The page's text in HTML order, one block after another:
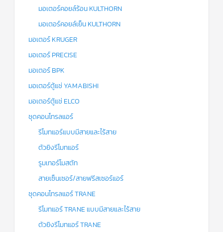
มอเตอร์คอยล์ร้อน KULTHORN
มอเตอร์คอยล์เย็น KULTHORN
มอเตอร์ KRUGER
มอเตอร์ PRECISE
มอเตอร์ BPK
มอเตอร์ตู้แช่ YAMABISHI
มอเตอร์ตู้แช่ ELCO
ชุดคอนโทรลแอร์
รีโมทแอร์แบบมีสายและไร้สาย
ตัวยิงรีโมทแอร์
รูมเทอร์โมสตัท
สายเซ็นเซอร์/สายฟรีสเซอร์แอร์
ชุดคอนโทรลแอร์ TRANE
รีโมทแอร์ TRANE แบบมีสายและไร้สาย
ตัวยิงรีโมทแอร์ TRANE